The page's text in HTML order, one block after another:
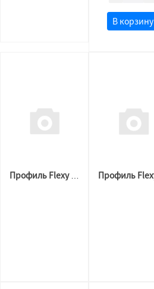
В корзину
Профиль Flexy BORZZ LIGHT 30 (2м)